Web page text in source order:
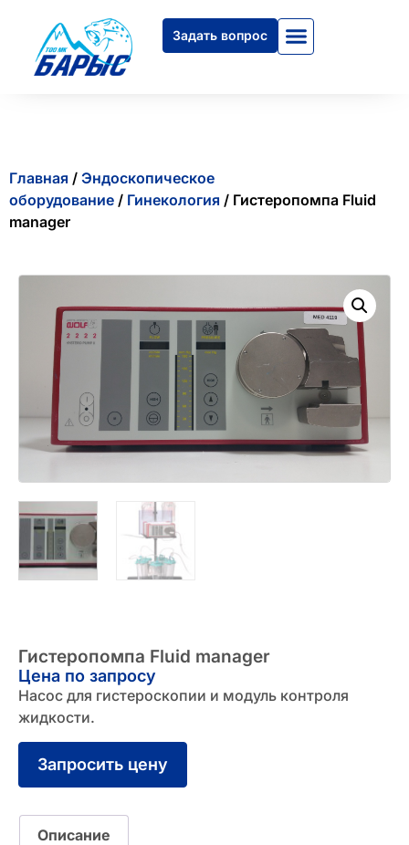
Задать вопрос
Главная / Эндоскопическое
оборудование / Гинекология / Гистеропомпа Fluid
manager
Гистеропомпа Fluid manager
Цена по запросу
Насос для гистероскопии и модуль контроля
жидкости.
Запросить цену
Описание